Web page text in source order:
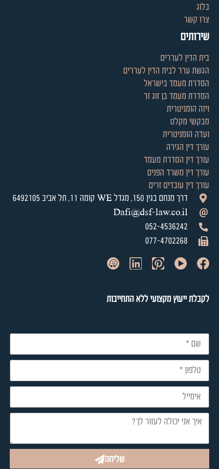
בלוג
צרו קשר
שירותים
בית הדין לעררים
הגשת ערר לבית הדין לעררים
הסדרת מעמד בישראל
הסדרת מעמד בן זוג זר
ויזה הומניטרית
מבקשי מקלט
ועדה הומניטרית
עורך דין הגירה
עורך דין הסדרת מעמד
עורך דין משרד הפנים
עורך דין עובדים זרים
דרך מנחם בגין 150, מגדל WE קומה 11, תל אביב 6492105
Dafi@dsf-law.co.il
052-4536242
077-4702268
לקבלת ייעוץ מקצועי ללא התחייבות​
שליחה